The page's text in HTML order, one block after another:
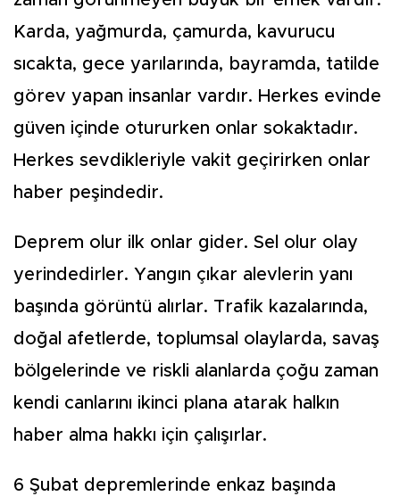
Karda, yağmurda, çamurda, kavurucu
sıcakta, gece yarılarında, bayramda, tatilde
görev yapan insanlar vardır. Herkes evinde
güven içinde otururken onlar sokaktadır.
Herkes sevdikleriyle vakit geçirirken onlar
haber peşindedir.
Deprem olur ilk onlar gider. Sel olur olay
yerindedirler. Yangın çıkar alevlerin yanı
başında görüntü alırlar. Trafik kazalarında,
doğal afetlerde, toplumsal olaylarda, savaş
bölgelerinde ve riskli alanlarda çoğu zaman
kendi canlarını ikinci plana atarak halkın
haber alma hakkı için çalışırlar.
6 Şubat depremlerinde enkaz başında